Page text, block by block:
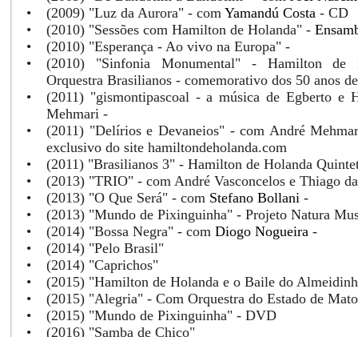
•
(2009) "Luz da Aurora" - com Yamandú Costa - CD
•
(2010) "Sessões com Hamilton de Holanda" -
•
(2010) "Esperança - Ao vivo na Europa" -
•
(2010) "Sinfonia Monumental" - Hamilton de
Orquestra Brasilianos - comemorativo dos 50 anos
•
(2011) "gismontipascoal - a música de Egberto e
Mehmari -
•
(2011) "Delírios e Devaneios" - com André
exclusivo do site hamiltondeholanda.com
•
(2011) "Brasilianos 3" - Hamilton de Holanda
•
(2013) "TRIO" - com André Vasconcelos e Thiago
•
(2013) "O Que Será" - com Stefano Bollani -
•
(2013) "Mundo de Pixinguinha" - Projeto Natura
•
(2014) "Bossa Negra" - com Diogo Nogueira -
•
(2014) "Pelo Brasil"
•
(2014) "Caprichos"
•
(2015) "Hamilton de Holanda e o Baile do
•
(2015) "Alegria" - Com Orquestra do Estado de
•
(2015) "Mundo de Pixinguinha" - DVD
•
(2016) "Samba de Chico"